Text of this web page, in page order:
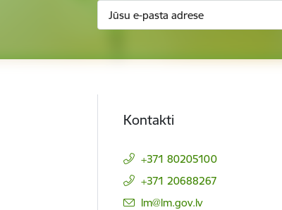
Kontakti
+371 80205100
+371 20688267
E-pasts:
lm@lm.gov.lv